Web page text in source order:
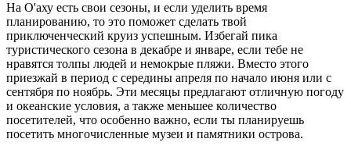
На О'аху есть свои сезоны, и если уделить время
планированию, то это поможет сделать твой
приключенческий круиз успешным. Избегай пика
туристического сезона в декабре и январе, если тебе не
нравятся толпы людей и немокрые пляжи. Вместо этого
приезжай в период с середины апреля по начало июня или с
сентября по ноябрь. Эти месяцы предлагают отличную погоду
и океанские условия, а также меньшее количество
посетителей, что особенно важно, если ты планируешь
посетить многочисленные музеи и памятники острова.